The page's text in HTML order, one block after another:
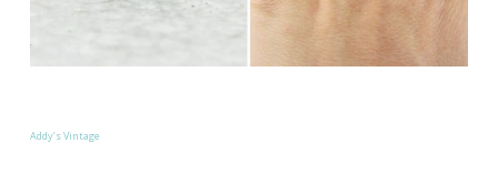
Addy’s Vintage